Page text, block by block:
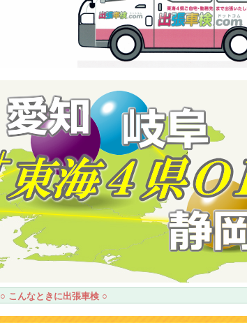
○ こんなときに出張車検 ○